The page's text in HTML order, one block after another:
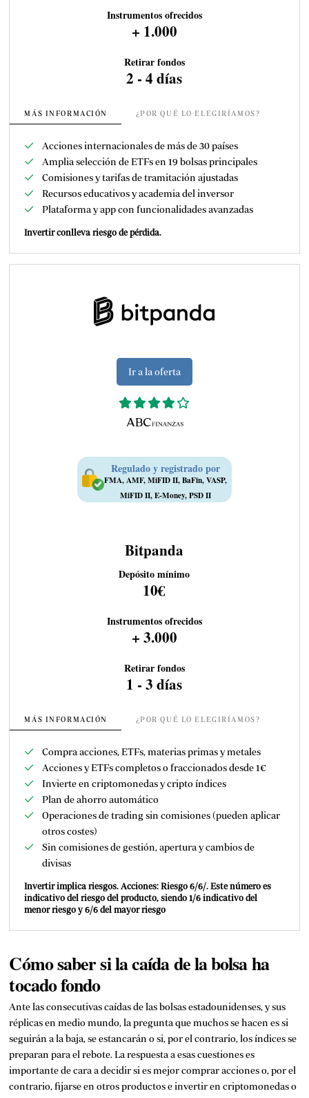
Instrumentos ofrecidos
+ 1.000
Retirar fondos
2 - 4 días
MÁS INFORMACIÓN ¿POR QUÉ LO ELEGIRÍAMOS?
Acciones internacionales de más de 30 países
Amplia selección de ETFs en 19 bolsas principales
Comisiones y tarifas de tramitación ajustadas
Recursos educativos y academia del inversor
Plataforma y app con funcionalidades avanzadas
Invertir conlleva riesgo de pérdida.
Ir a la oferta
Regulado y registrado por
FMA, AMF, MiFID II, BaFin, VASP,
MiFID II, E-Money, PSD II
Bitpanda
Depósito mínimo
10€
Instrumentos ofrecidos
+ 3.000
Retirar fondos
1 - 3 días
MÁS INFORMACIÓN ¿POR QUÉ LO ELEGIRÍAMOS?
Compra acciones, ETFs, materias primas y metales
Acciones y ETFs completos o fraccionados desde 1€
Invierte en criptomonedas y cripto índices
Plan de ahorro automático
Operaciones de trading sin comisiones (pueden aplicar
otros costes)
Sin comisiones de gestión, apertura y cambios de
divisas
Invertir implica riesgos. Acciones: Riesgo 6/6/. Este número es
indicativo del riesgo del producto, siendo 1/6 indicativo del
menor riesgo y 6/6 del mayor riesgo
Cómo saber si la caída de la bolsa ha
tocado fondo
Ante las consecutivas caídas de las bolsas estadounidenses, y sus
réplicas en medio mundo, la pregunta que muchos se hacen es si
seguirán a la baja, se estancarán o si, por el contrario, los índices se
preparan para el rebote. La respuesta a esas cuestiones es
importante de cara a decidir si es mejor comprar acciones o, por el
contrario, fijarse en otros productos einvertir en criptomonedaso